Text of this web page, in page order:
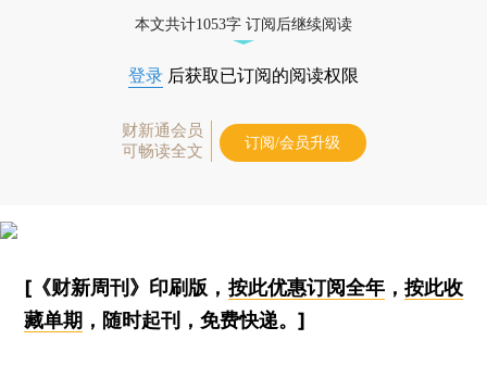
本文共计1053字 订阅后继续阅读
登录 后获取已订阅的阅读权限
财新通会员
可畅读全文
订阅/会员升级
[《财新周刊》印刷版， 按此优惠订阅全年， 按此收
藏单期 ，随时起刊，免费快递。]